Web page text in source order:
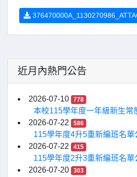
近月內熱門公告
2026-07-10 778
本校115學年度一年級新生常
2026-07-22
586
115學年度4升5重新編班名單
2026-07-22
415
115學年度2升3重新編班名單
2026-07-20
303